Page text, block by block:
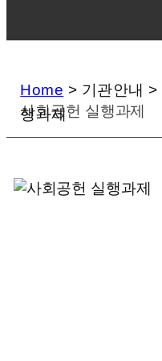
Home > 기관안내 >
행과제
사회공헌 실행과제